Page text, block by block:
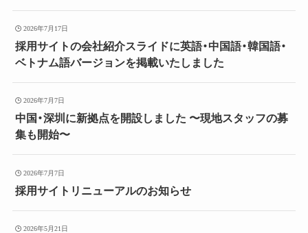
2026年7月17日
採用サイトの会社紹介スライドに英語・中国語・韓国語・
ベトナム語バージョンを掲載いたしました
2026年7月7日
中国・深圳に新拠点を開設しました 〜現地スタッフの募
集も開始〜
2026年7月7日
採用サイトリニューアルのお知らせ
2026年5月21日